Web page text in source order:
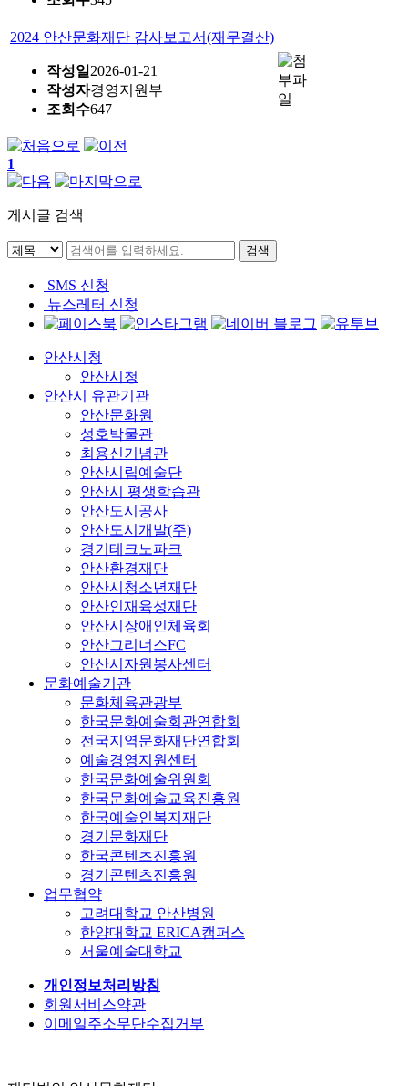
2024 안산문화재단 감사보고서(재무결산)
작성일 2026-01-21
작성자경영지원부
조회수647
1
게시글 검색
SMS 신청
뉴스레터 신청
안산시청
안산시청
안산시 유관기관
안산문화원
성호박물관
최용신기념관
안산시립예술단
안산시 평생학습관
안산도시공사
안산도시개발(주)
경기테크노파크
안산환경재단
안산시청소년재단
안산인재육성재단
안산시장애인체육회
안산그리너스FC
안산시자원봉사센터
문화예술기관
문화체육관광부
한국문화예술회관연합회
전국지역문화재단연합회
예술경영지원센터
한국문화예술위원회
한국문화예술교육진흥원
한국예술인복지재단
경기문화재단
한국콘텐츠진흥원
경기콘텐츠진흥원
업무협약
고려대학교 안산병원
한양대학교 ERICA캠퍼스
서울예술대학교
개인정보처리방침
회원서비스약관
이메일주소무단수집거부